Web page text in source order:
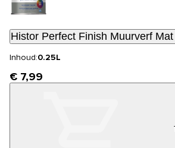
Histor Perfect Finish Muurverf Mat
Inhoud:0.25L
€ 7,99